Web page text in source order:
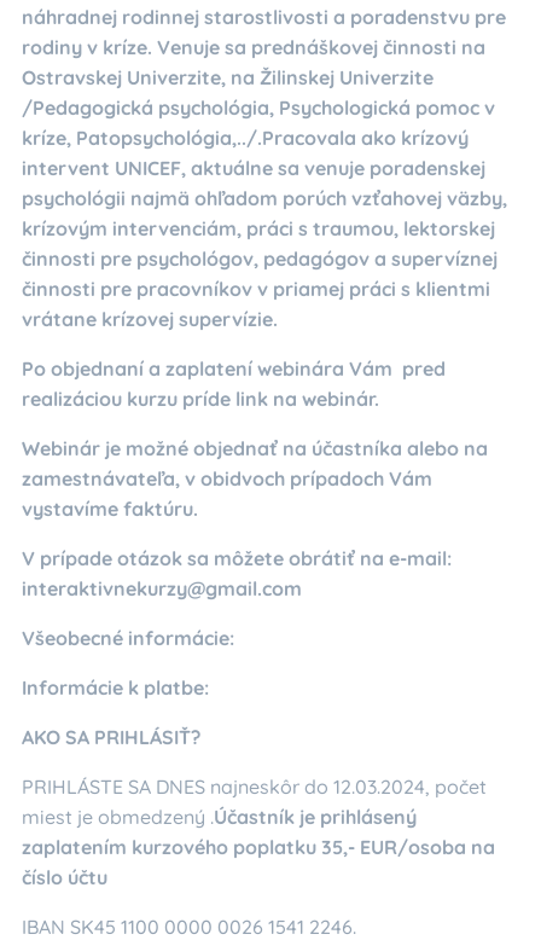
náhradnej rodinnej starostlivosti a poradenstvu pre
rodiny v kríze. Venuje sa prednáškovej činnosti na
Ostravskej Univerzite, na Žilinskej Univerzite
/Pedagogická psychológia, Psychologická pomoc v
kríze, Patopsychológia,../.Pracovala ako krízový
intervent UNICEF, aktuálne sa venuje poradenskej
psychológii najmä ohľadom porúch vzťahovej väzby,
krízovým intervenciám, práci s traumou, lektorskej
činnosti pre psychológov, pedagógov a supervíznej
činnosti pre pracovníkov v priamej práci s klientmi
vrátane krízovej supervízie.
Po objednaní a zaplatení webinára Vám pred
realizáciou kurzu príde link na webinár.
Webinár je možné objednať na účastníka alebo na
zamestnávateľa, v obidvoch prípadoch Vám
vystavíme faktúru.
V prípade otázok sa môžete obrátiť na e-mail:
interaktivnekurzy@gmail.com
Všeobecné informácie:
Informácie k platbe:
AKO SA PRIHLÁSIŤ?
PRIHLÁSTE SA DNES najneskôr do 12.03.2024, počet
miest je obmedzený .Účastník je prihlásený
zaplatením kurzového poplatku 35,- EUR/osoba na
číslo účtu
IBAN SK45 1100 0000 0026 1541 2246.